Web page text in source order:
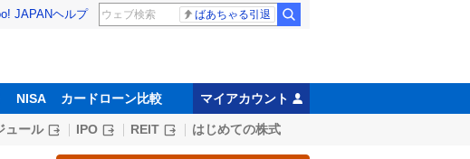
JAPANヘルプ ばあちゃる引退
NISA カードローン比較 マイアカウント
ュール IPO REIT はじめての株式